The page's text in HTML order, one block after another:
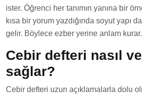
ister. Öğrenci her tanımın yanına bir
kısa bir yorum yazdığında soyut yapı
gelir. Böylece ezber yerine anlam kurar.
Cebir defteri nasıl
sağlar?
Cebir defteri uzun açıklamalarla dolu